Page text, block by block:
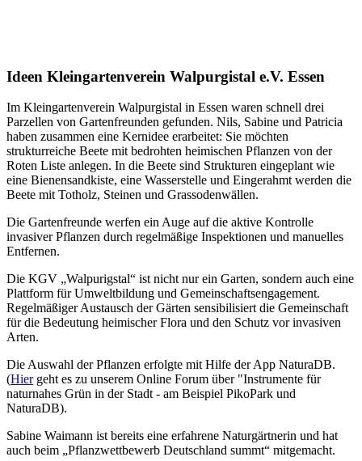
Ideen Kleingartenverein Walpurgistal e.V. Essen
Im Kleingartenverein Walpurgistal in Essen waren schnell drei
Parzellen von Gartenfreunden gefunden. Nils, Sabine und Patricia
haben zusammen eine Kernidee erarbeitet: Sie möchten
strukturreiche Beete mit bedrohten heimischen Pflanzen von der
Roten Liste anlegen. In die Beete sind Strukturen eingeplant wie
eine Bienensandkiste, eine Wasserstelle und Eingerahmt werden die
Beete mit Totholz, Steinen und Grassodenwällen.
Die Gartenfreunde werfen ein Auge auf die aktive Kontrolle
invasiver Pflanzen durch regelmäßige Inspektionen und manuelles
Entfernen.
Die KGV „Walpurigstal“ ist nicht nur ein Garten, sondern auch eine
Plattform für Umweltbildung und Gemeinschaftsengagement.
Regelmäßiger Austausch der Gärten sensibilisiert die Gemeinschaft
für die Bedeutung heimischer Flora und den Schutz vor invasiven
Arten.
Die Auswahl der Pflanzen erfolgte mit Hilfe der App NaturaDB.
(Hiergeht es zu unserem Online Forum über "Instrumente für
naturnahes Grün in der Stadt - am Beispiel PikoPark und
NaturaDB).
Sabine Waimann ist bereits eine erfahrene Naturgärtnerin und hat
auch beim „Pflanzwettbewerb Deutschland summt“ mitgemacht.